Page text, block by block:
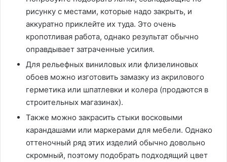
рисунку с местами, которые надо закрыть, и
аккуратно приклейте их туда. Это очень
кропотливая работа, однако результат обычно
оправдывает затраченные усилия.
Для рельефных виниловых или флизелиновых
обоев можно изготовить замазку из акрилового
герметика или шпатлевки и колера (продаются в
строительных магазинах).
Также можно закрасить стыки восковыми
карандашами или маркерами для мебели. Однако
оттеночный ряд этих изделий обычно довольно
скромный, поэтому подобрать подходящий цвет